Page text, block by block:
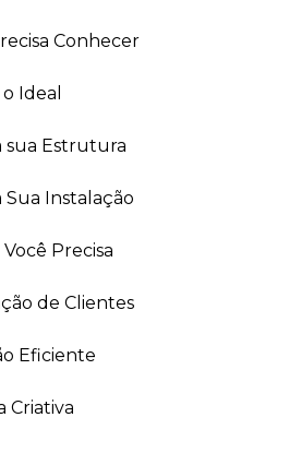
Conhecer
Ideal
sua Estrutura
Sua Instalação
Precisa
de Clientes
Eficiente
Criativa